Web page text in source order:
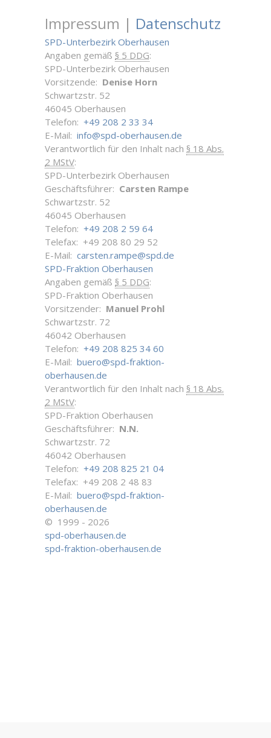
Impressum | Datenschutz
SPD-Unterbezirk Oberhausen
Angaben gemäß § 5 DDG:
SPD-Unterbezirk Oberhausen
Vorsitzende: Denise Horn
Schwartzstr. 52
46045 Oberhausen
Telefon: +49 208 2 33 34
E-Mail: info@spd-oberhausen.de
Verantwortlich für den Inhalt nach § 18 Abs.
2 MStV:
SPD-Unterbezirk Oberhausen
Geschäftsführer: Carsten Rampe
Schwartzstr. 52
46045 Oberhausen
Telefon: +49 208 2 59 64
Telefax: +49 208 80 29 52
E-Mail: carsten.rampe@spd.de
SPD-Fraktion Oberhausen
Angaben gemäß § 5 DDG:
SPD-Fraktion Oberhausen
Vorsitzender: Manuel Prohl
Schwartzstr. 72
46042 Oberhausen
Telefon: +49 208 825 34 60
E-Mail: buero@spd-fraktion-
oberhausen.de
Verantwortlich für den Inhalt nach § 18 Abs.
2 MStV:
SPD-Fraktion Oberhausen
Geschäftsführer: N.N.
Schwartzstr. 72
46042 Oberhausen
Telefon: +49 208 825 21 04
Telefax: +49 208 2 48 83
E-Mail: buero@spd-fraktion-
oberhausen.de
© 1999 - 2026
spd-oberhausen.de
spd-fraktion-oberhausen.de